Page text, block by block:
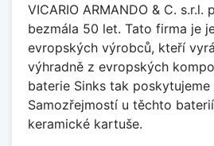
VICARIO ARMANDO & C. s.r.l.
bezmála 50 let. Tato firma je
evropských výrobců, kteří
výhradně z evropských
baterie Sinks tak
Samozřejmostí u těchto
keramické kartuše.